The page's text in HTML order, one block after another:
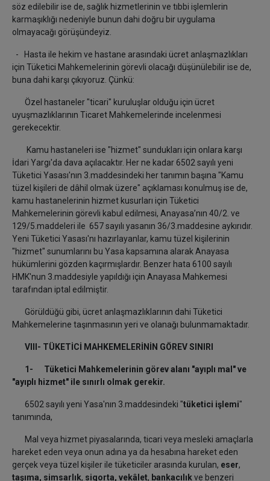
söz edilebilir ise de, sağlık hizmetlerinin ve tıbbi işlemlerin
karmaşıklığı nedeniyle bunun dahi doğru bir uygulama
olmayacağı görüşündeyiz.
- Hasta ile hekim ve hastane arasındaki ücret anlaşmazlıkları
için Tüketici Mahkemelerinin görevli olacağı düşünülebilir ise de,
buna dahi karşı çıkıyoruz. Çünkü:
Özel hastaneler "ticari" kuruluşlar olduğu için ücret
uyuşmazlıklarının Ticaret Mahkemelerinde incelenmesi
gerekecektir.
Kamu hastaneleri ise "hizmet" sundukları için onlara karşı
İdari Yargı'da dava açılacaktır. Her ne kadar 6502 sayılı yeni
Tüketici Yasası'nın 3.maddesindeki her tanımın başına "Kamu
tüzel kişileri de dâhil olmak üzere" açıklaması konulmuş ise de,
kamu hastanelerinin hizmet kusurları için Tüketici
Mahkemelerinin görevli kabul edilmesi, Anayasa’nın 40/2. ve
129/5.maddeleri ile 657 sayılı yasanın 36/3.maddesine aykırıdır.
Yeni Tüketici Yasası'nı hazırlayanlar, kamu tüzel kişilerinin
"hizmet" sunumlarını bu Yasa kapsamına alarak Anayasa
hükümlerini gözden kaçırmışlardır. Benzer hata 6100 sayılı
HMK'nun 3.maddesiyle yapıldığı için Anayasa Mahkemesi
tarafından iptal edilmiştir.
Görüldüğü gibi, ücret anlaşmazlıklarının dahi Tüketici
Mahkemelerine taşınmasının yeri ve olanağı bulunmamaktadır.
VIII- TÜKETİCİ MAHKEMELERİNİN GÖREV SINIRI
1- Tüketici Mahkemelerinin görev alanı "ayıplı mal" ve
"ayıplı hizmet" ile sınırlı olmak gerekir.
6502 sayılı yeni Yasa'nın 3.maddesindeki "tüketici işlemi"
tanımında,
Mal veya hizmet piyasalarında, ticari veya mesleki amaçlarla
hareket eden veya onun adına ya da hesabına hareket eden
gerçek veya tüzel kişiler ile tüketiciler arasında kurulan, eser,
taşıma, simsarlık, sigorta, vekâlet, bankacılıkve benzeri